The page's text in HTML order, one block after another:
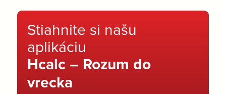
Stiahnite si našu
aplikáciu
Hcalc – Rozum do
vrecka